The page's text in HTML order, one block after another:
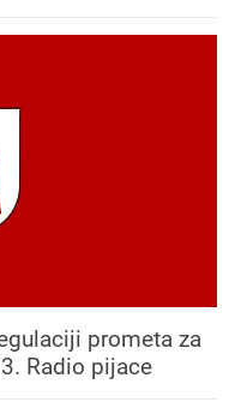
prometa za
Radio pijace